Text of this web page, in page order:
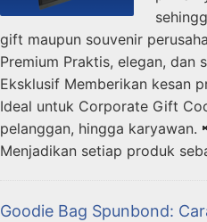
gift maupun souvenir
Premium Praktis, elegan, dan
Eksklusif Memberikan kesan
Ideal untuk Corporate Gift
pelanggan, hingga karyawan.
Menjadikan setiap produk
Goodie Bag Spunbond: